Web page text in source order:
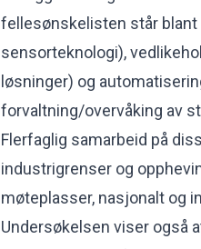
fellesønskelisten står
sensorteknologi),
løsninger) og
forvaltning/overvåking av
Flerfaglig samarbeid på
industrigrenser og
møteplasser, nasjonalt og
Undersøkelsen viser også